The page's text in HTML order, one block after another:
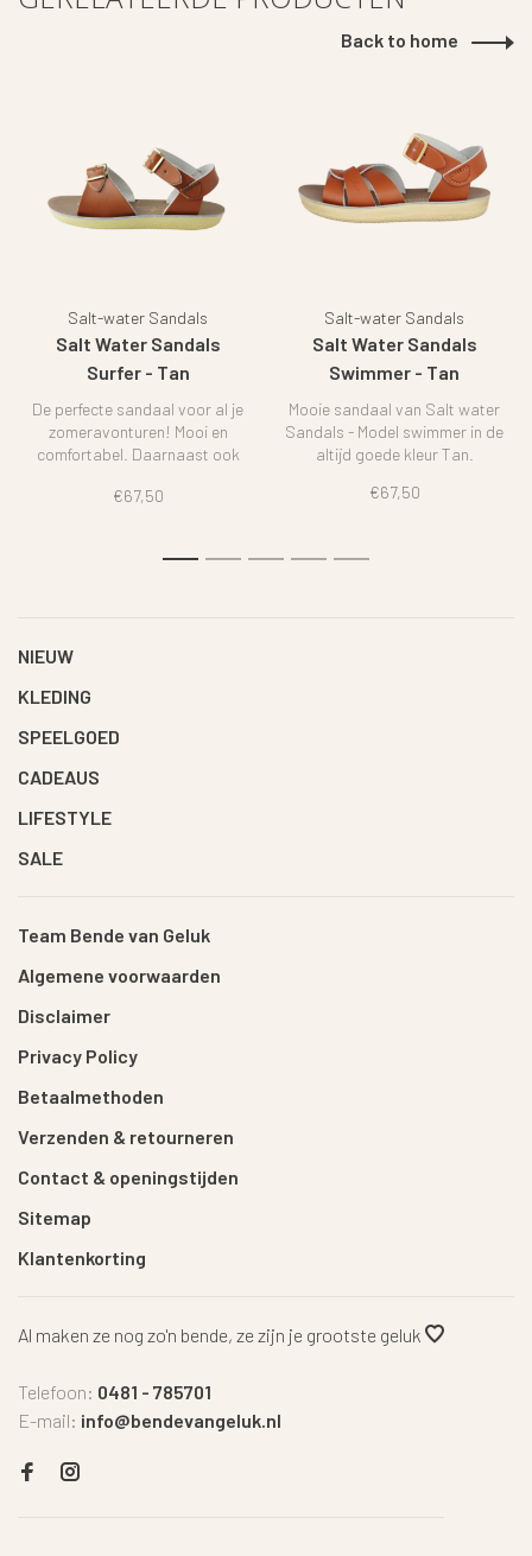
Back to home
Salt-water Sandals
Salt Water Sandals
Surfer - Tan
De perfecte sandaal voor al je
zomeravonturen! Mooi en
comfortabel. Daarnaast ook
en kleuren.
€67,50
Salt-water Sandals
Salt Water Sandals
Swimmer - Tan
Mooie sandaal van Salt water
Sandals - Model swimmer in de
altijd goede kleur Tan.
€67,50
1 2 3 4 5
NIEUW
KLEDING
SPEELGOED
CADEAUS
LIFESTYLE
SALE
Team Bende van Geluk
Algemene voorwaarden
Disclaimer
Privacy Policy
Betaalmethoden
Verzenden & retourneren
Contact & openingstijden
Sitemap
Klantenkorting
Al maken ze nog zo'n bende, ze zijn je grootste geluk
Telefoon: 0481 - 785701
E-mail: info@bendevangeluk.nl